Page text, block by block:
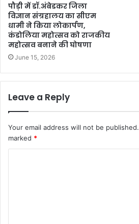
पौड़ी में डॉ.अंबेडकर जिला
विज्ञान संग्रहालय का सीएम
धामी ने किया लोकार्पण,
कंडोलिया महोत्सव को राजकीय
महोत्सव बनाने की घोषणा
June 15, 2026
Leave a Reply
Your email address will not be published.
marked *